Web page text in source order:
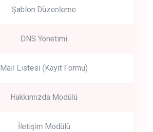
Şablon Düzenleme
DNS Yönetimi
Mail Listesi (Kayıt Formu)
Hakkımızda Modülü
İletişim Modülü